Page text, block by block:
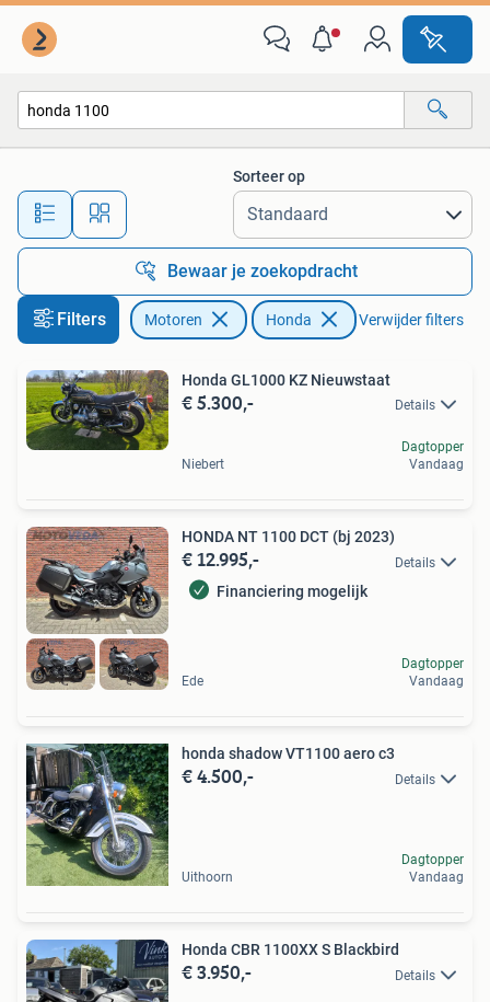
Alle afstanden…
Sorteer op
Bewaar je zoekopdracht
Filters Motoren Honda Verwijder filters
Honda GL1000 KZ Nieuwstaat
€ 5.300,- Details
Niebert
Dagtopper
Vandaag
HONDA NT 1100 DCT (bj 2023)
€ 12.995,- Details
Financiering mogelijk
Ede
Dagtopper
Vandaag
honda shadow VT1100 aero c3
€ 4.500,- Details
Uithoorn
Dagtopper
Vandaag
Honda CBR 1100XX S Blackbird
€ 3.950,- Details